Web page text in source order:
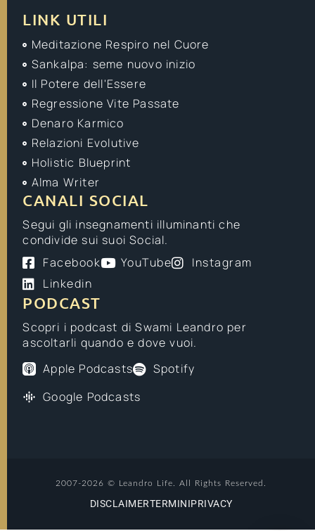
LINK UTILI
Meditazione Respiro nel Cuore
Sankalpa: seme nuovo inizio
Il Potere dell'Essere
Regressione Vite Passate
Denaro Karmico
Relazioni Evolutive
Holistic Blueprint
Alma Writer
CANALI SOCIAL
Segui gli insegnamenti illuminanti che
condivide sui suoi Social.
Facebook
YouTube
Instagram
Linkedin
PODCAST
Scopri i podcast di Swami Leandro per
ascoltarli quando e dove vuoi.
Apple Podcasts
Spotify
Google Podcasts
2007-2026 © Leandro Life. All Rights Reserved.
DISCLAIMERTERMINIPRIVACY